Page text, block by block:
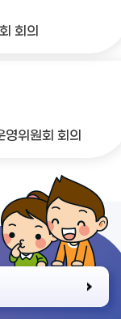
회의
위원회 회의